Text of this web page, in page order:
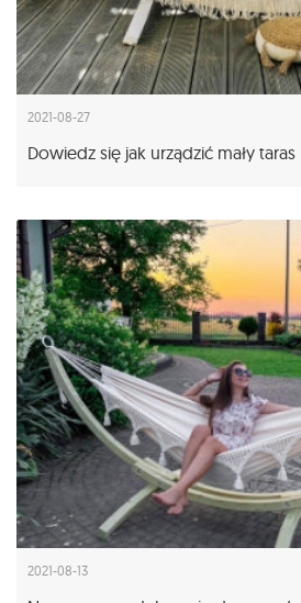
2021-08-27
Dowiedz się jak urządzić mały taras
2021-08-13